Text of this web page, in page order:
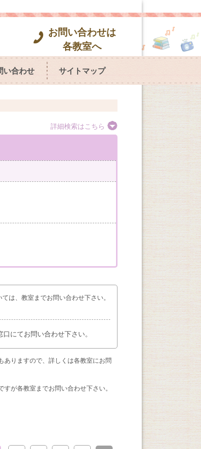
お問い合わせは
各教室へ
い合わせ サイトマップ
詳細検索はこちら
は、教室までお問い合わせ下さい。
口にてお問い合わせ下さい。
りますので、詳しくは各教室にお問
が各教室までお問い合わせ下さい。